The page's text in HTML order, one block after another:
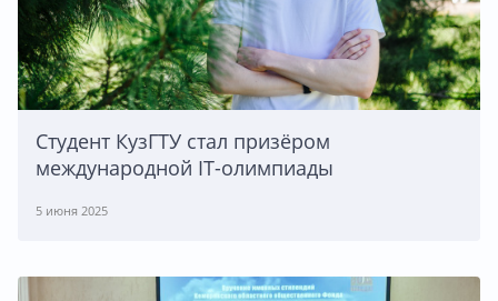
Студент КузГТУ стал призёром
международной IT-олимпиады
5 июня 2025